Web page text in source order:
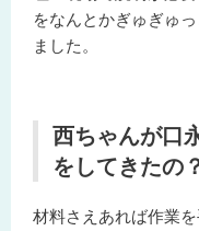
をなんとかぎゅぎゅ
ました。
西ちゃんが口
をしてきたの
材料さえあれば作業